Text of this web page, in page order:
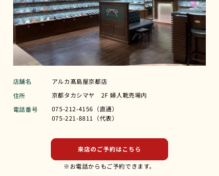
店舗名
アルカ髙島屋京都店
住所
京都タカシマヤ 2F 婦人靴売場内
電話番号
075-212-4156（直通）
075-221-8811（代表）
来店のご予約はこちら
※お電話からもご予約できます。